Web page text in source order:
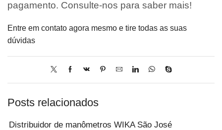
pagamento. Consulte-nos para saber mais!
Entre em contato agora mesmo e tire todas as suas
dúvidas
Posts relacionados
Distribuidor de manômetros WIKA São José